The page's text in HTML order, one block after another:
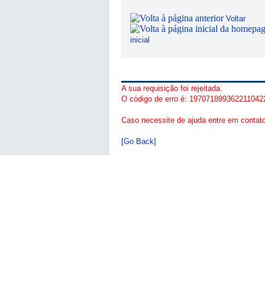
Voltar
inicial
A sua requisição foi rejeitada.
O código de erro é:
Caso necessite de ajuda entre em
[Go Back]